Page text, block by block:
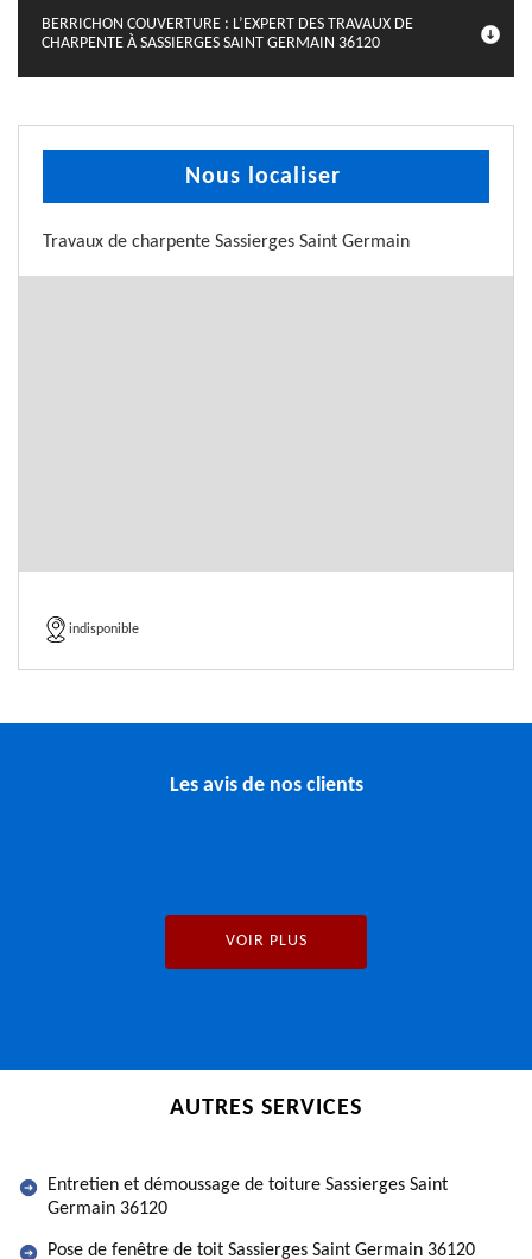
BERRICHON COUVERTURE : L’EXPERT DES TRAVAUX DE
CHARPENTE À SASSIERGES SAINT GERMAIN 36120
Nous localiser
Travaux de charpente Sassierges Saint Germain
indisponible
Les avis de nos clients
VOIR PLUS
AUTRES SERVICES
Entretien et démoussage de toiture Sassierges Saint
Germain 36120
Pose de fenêtre de toit Sassierges Saint Germain 36120